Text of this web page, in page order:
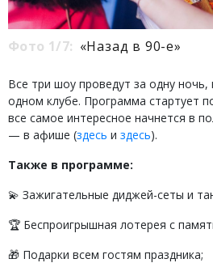
Фото 1/7: «Назад в 90-е»
Все три шоу проведут за одну ночь,
одном клубе. Программа стартует
все самое интересное начнется в
— в афише (здесь и здесь).
Также в программе:
💫 Зажигательные диджей-сеты и
🏆 Беспроигрышная лотерея с
🎁 Подарки всем гостям праздника;